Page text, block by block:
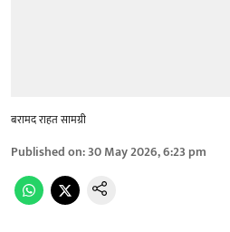
बरामद राहत सामग्री
Published on:30 May 2026, 6:23 pm